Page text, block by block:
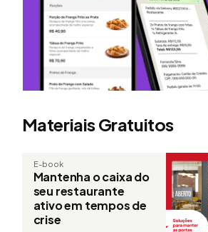
Materiais Gratuitos
E-book
Mantenha o caixa do
seu restaurante
ativo em tempos de
crise